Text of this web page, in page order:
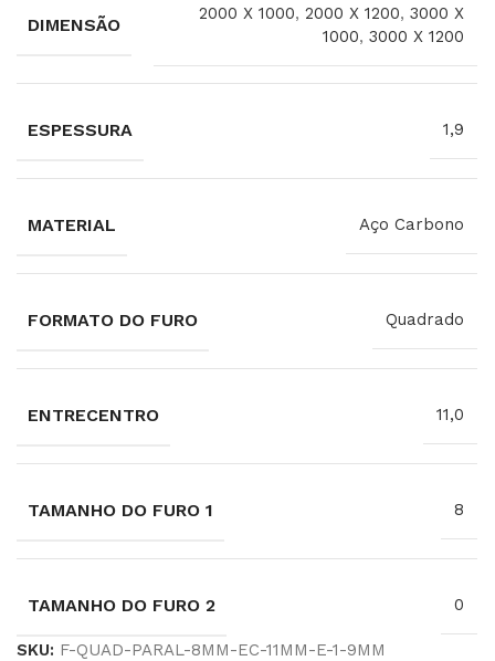
DIMENSÃO
2000 X 1000,2000 X 1200,3000 X
1000,3000 X 1200
ESPESSURA 1,9
MATERIAL Aço Carbono
FORMATO DO FURO Quadrado
ENTRECENTRO 11,0
TAMANHO DO FURO 1 8
TAMANHO DO FURO 2 0
SKU: F-QUAD-PARAL-8MM-EC-11MM-E-1-9MM